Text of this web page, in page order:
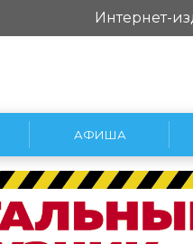
Интернет-
АФИША